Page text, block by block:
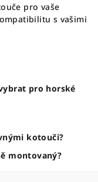
pro vaše
s vašimi
pro horské
kotouči?
montovaný?